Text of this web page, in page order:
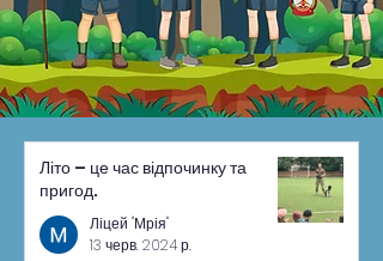
Літо – це час відпочинку та
пригод.
Ліцей "Мрія"
13 черв. 2024 р.